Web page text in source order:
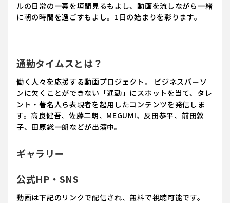
ルの日常の一幕を垣間見るもよし、動画を流しながら一緒
に朝の時間を過ごすもよし。1日の始まりを彩ります。
通勤タイムスとは？
働く人々を応援する動画プロジェクト。 ビジネスパーソ
ンに欠くことができない「通勤」にスポットを当て、タレ
ント・著名人ら表現者を起用したコンテンツを発信しま
す。高良健吾、佐藤二朗、MEGUMI、反田恭平、前田敦
子、田原総一朗などが出演中。
ギャラリー
公式HP・SNS
動画は下記のリンクで配信され、無料で視聴可能です。